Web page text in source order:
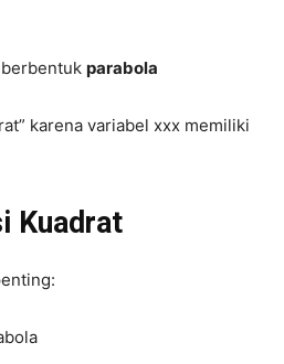
parabola
karena variabel xxx memiliki
Kuadrat